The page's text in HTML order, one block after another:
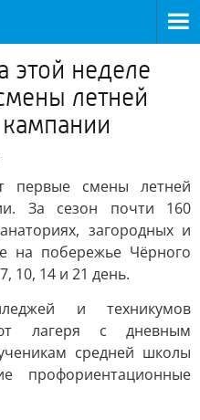
этой неделе
летней
первые смены летней
За сезон почти 160
загородных и
на побережье Чёрного
10, 14 и 21 день.
и техникумов
лагеря с дневным
средней школы
профориентационные